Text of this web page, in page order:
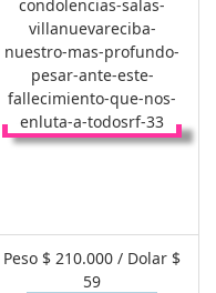
Peso $ 210.000 / Dolar $
59